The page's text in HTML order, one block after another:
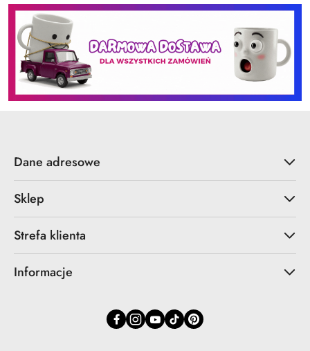
Dane adresowe
Sklep
Strefa klienta
Informacje